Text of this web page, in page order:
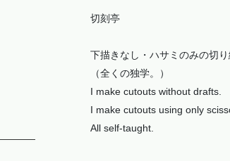
切刻亭
下描きなし・ハサミのみの切り
（全くの独学。）
I make cutouts without drafts.
I make cutouts using only
All self-taught.